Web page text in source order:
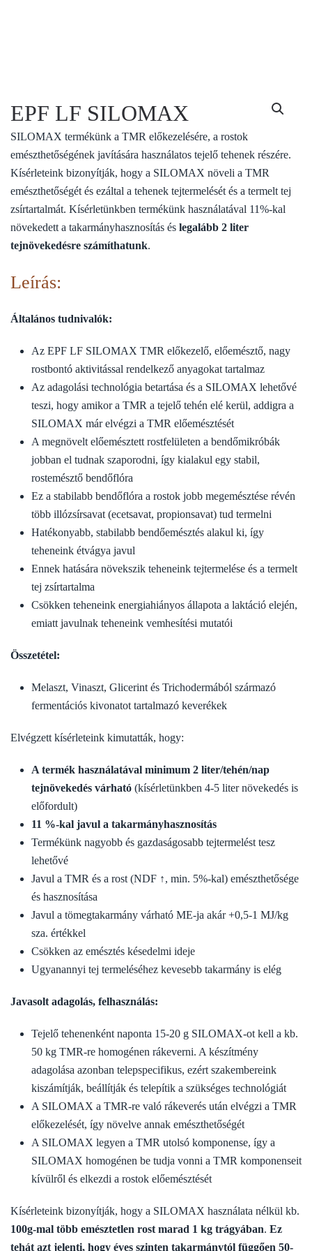
EPF LF SILOMAX
SILOMAX termékünk a TMR előkezelésére, a rostok
emészthetőségének javítására használatos tejelő tehenek részére.
Kísérleteink bizonyítják, hogy a SILOMAX növeli a TMR
emészthetőségét és ezáltal a tehenek tejtermelését és a termelt tej
zsírtartalmát. Kísérletünkben termékünk használatával 11%-kal
növekedett a takarmányhasznosítás és legalább 2 liter
tejnövekedésre számíthatunk.
Leírás:
Általános tudnivalók:
Az EPF LF SILOMAX TMR előkezelő, előemésztő, nagy
rostbontó aktivitással rendelkező anyagokat tartalmaz
Az adagolási technológia betartása és a SILOMAX lehetővé
teszi, hogy amikor a TMR a tejelő tehén elé kerül, addigra a
SILOMAX már elvégzi a TMR előemésztését
A megnövelt előemésztett rostfelületen a bendőmikróbák
jobban el tudnak szaporodni, így kialakul egy stabil,
rostemésztő bendőflóra
Ez a stabilabb bendőflóra a rostok jobb megemésztése révén
több illózsírsavat (ecetsavat, propionsavat) tud termelni
Hatékonyabb, stabilabb bendőemésztés alakul ki, így
teheneink étvágya javul
Ennek hatására növekszik teheneink tejtermelése és a termelt
tej zsírtartalma
Csökken teheneink energiahiányos állapota a laktáció elején,
emiatt javulnak teheneink vemhesítési mutatói
Összetétel:
Melaszt, Vinaszt, Glicerint és Trichodermából származó
fermentációs kivonatot tartalmazó keverékek
Elvégzett kísérleteink kimutatták, hogy:
A termék használatával minimum 2 liter/tehén/nap
tejnövekedés várható (kísérletünkben 4-5 liter növekedés is
előfordult)
11 %-kal javul a takarmányhasznosítás
Termékünk nagyobb és gazdaságosabb tejtermelést tesz
lehetővé
Javul a TMR és a rost (NDF ↑, min. 5%-kal) emészthetősége
és hasznosítása
Javul a tömegtakarmány várható ME-ja akár +0,5-1 MJ/kg
sza. értékkel
Csökken az emésztés késedelmi ideje
Ugyanannyi tej termeléséhez kevesebb takarmány is elég
Javasolt adagolás, felhasználás:
Tejelő tehenenként naponta 15-20 g SILOMAX-ot kell a kb.
50 kg TMR-re homogénen rákeverni. A készítmény
adagolása azonban telepspecifikus, ezért szakembereink
kiszámítják, beállítják és telepítik a szükséges technológiát
A SILOMAX a TMR-re való rákeverés után elvégzi a TMR
előkezelését, így növelve annak emészthetőségét
A SILOMAX legyen a TMR utolsó komponense, így a
SILOMAX homogénen be tudja vonni a TMR komponenseit
kívülről és elkezdi a rostok előemésztését
Kísérleteink bizonyítják, hogy a SILOMAX használata nélkül kb.
100g-mal több emésztetlen rost marad 1 kg trágyában. Ez
tehát azt jelenti, hogy éves szinten takarmánytól függően 50-